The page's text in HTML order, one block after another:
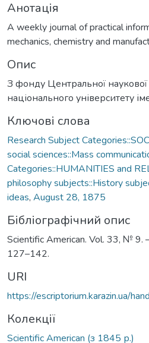
Анотація
A weekly journal of practical
mechanics, chemistry and
Опис
З фонду Центральної наукової
національного університету
Ключові слова
Research Subject
social sciences::Mass
Categories::HUMANITIES and
philosophy subjects::History
ideas, August 28, 1875
Бібліографічний опис
Scientific American. Vol. 33, № 9.
127–142.
URI
https://escriptorium.karazin.ua/
Колекції
Scientific American (з 1845 р.)